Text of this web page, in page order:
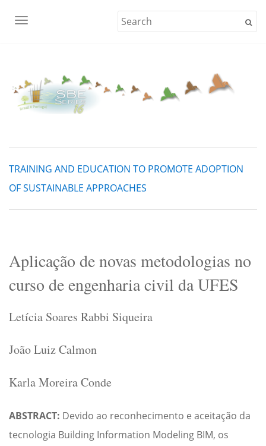
TOGGLE NAVIGATION
TRAINING AND EDUCATION TO PROMOTE ADOPTION
OF SUSTAINABLE APPROACHES
Aplicação de novas metodologias no
curso de engenharia civil da UFES
Letícia Soares Rabbi Siqueira
João Luiz Calmon
Karla Moreira Conde
ABSTRACT: Devido ao reconhecimento e aceitação da
tecnologia Building Information Modeling BIM, os